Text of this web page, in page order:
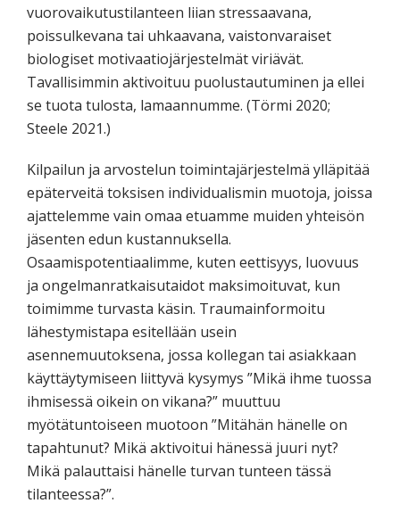
vuorovaikutustilanteen liian stressaavana,
poissulkevana tai uhkaavana, vaistonvaraiset
biologiset motivaatiojärjestelmät viriävät.
Tavallisimmin aktivoituu puolustautuminen ja ellei
se tuota tulosta, lamaannumme. (Törmi 2020;
Steele 2021.)
Kilpailun ja arvostelun toimintajärjestelmä ylläpitää
epäterveitä toksisen individualismin muotoja, joissa
ajattelemme vain omaa etuamme muiden yhteisön
jäsenten edun kustannuksella.
Osaamispotentiaalimme, kuten eettisyys, luovuus
ja ongelmanratkaisutaidot maksimoituvat, kun
toimimme turvasta käsin. Traumainformoitu
lähestymistapa esitellään usein
asennemuutoksena, jossa kollegan tai asiakkaan
käyttäytymiseen liittyvä kysymys ”Mikä ihme tuossa
ihmisessä oikein on vikana?” muuttuu
myötätuntoiseen muotoon ”Mitähän hänelle on
tapahtunut? Mikä aktivoitui hänessä juuri nyt?
Mikä palauttaisi hänelle turvan tunteen tässä
tilanteessa?”.